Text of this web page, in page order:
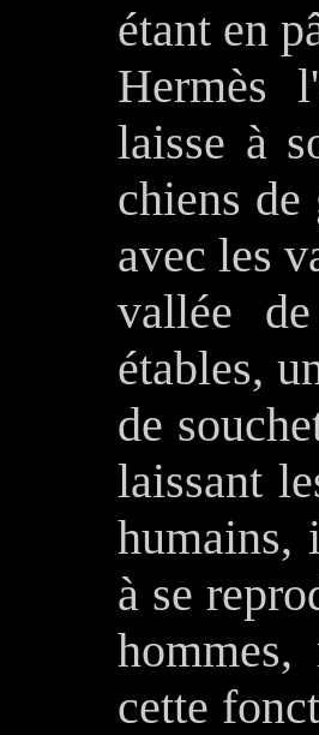
étant en
Hermès
laisse à
chiens
avec les
vallée
étables,
de
laissant
humains,
à se
cette